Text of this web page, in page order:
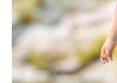
a
j
í
?